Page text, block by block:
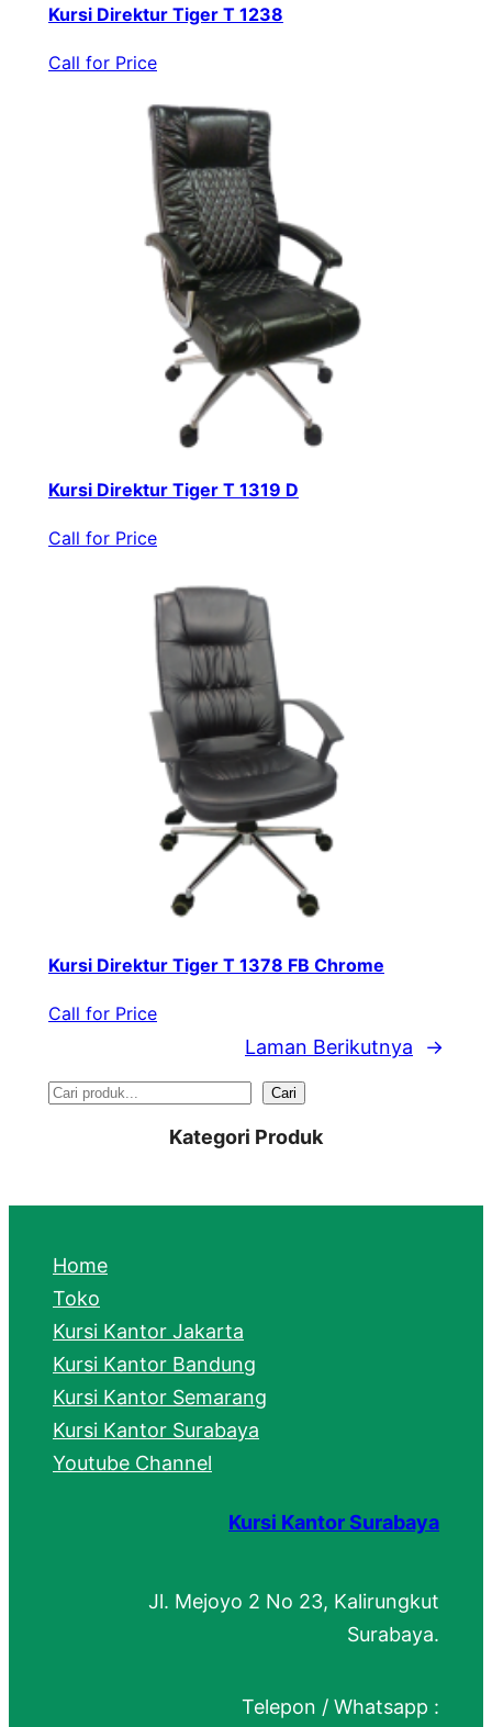
Kursi Direktur Tiger T 1238
Call for Price
Kursi Direktur Tiger T 1319 D
Call for Price
Kursi Direktur Tiger T 1378 FB Chrome
Call for Price
Laman Berikutnya →
S
r
h
Cari
Kategori Produk
Home
Toko
Kursi Kantor Jakarta
Kursi Kantor Bandung
Kursi Kantor Semarang
Kursi Kantor Surabaya
Youtube Channel
Kursi Kantor Surabaya
Jl. Mejoyo 2 No 23, Kalirungkut
Surabaya.
Telepon / Whatsapp :